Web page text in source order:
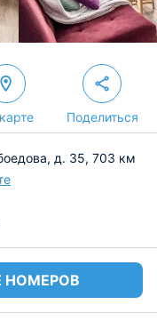
Поделиться
д. 35, 703 км
НОМЕРОВ